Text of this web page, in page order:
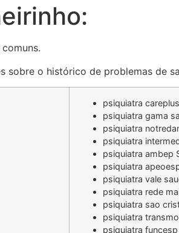
sobre o histórico de problemas de
psiquiatra
psiquiatra gama
psiquiatra
psiquiatra
psiquiatra ambep
psiquiatra
psiquiatra vale
psiquiatra rede
psiquiatra sao
psiquiatra
psiquiatra